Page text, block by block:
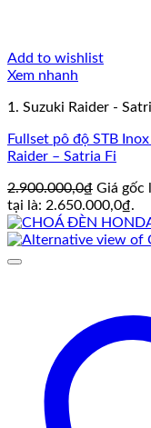
Add to wishlist
Xem nhanh
1. Suzuki Raider -
Fullset pô độ STB
Raider – Satria Fi
2.900.000,0₫ Giá gốc
tại là: 2.650.000,0₫.